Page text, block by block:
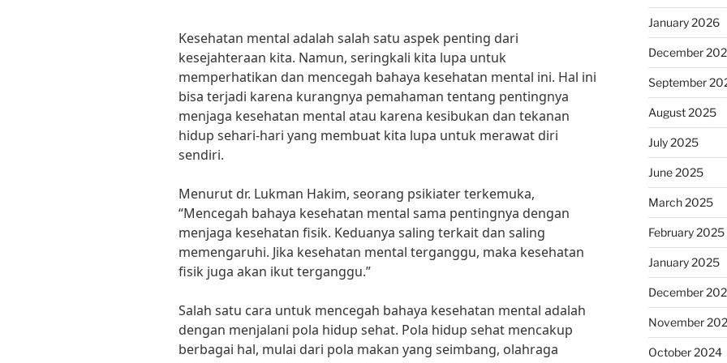
Kesehatan mental adalah salah satu aspek penting dari
kesejahteraan kita. Namun, seringkali kita lupa untuk
memperhatikan dan mencegah bahaya kesehatan mental ini. Hal ini
bisa terjadi karena kurangnya pemahaman tentang pentingnya
menjaga kesehatan mental atau karena kesibukan dan tekanan
hidup sehari-hari yang membuat kita lupa untuk merawat diri
sendiri.
Menurut dr. Lukman Hakim, seorang psikiater terkemuka,
“Mencegah bahaya kesehatan mental sama pentingnya dengan
menjaga kesehatan fisik. Keduanya saling terkait dan saling
memengaruhi. Jika kesehatan mental terganggu, maka kesehatan
fisik juga akan ikut terganggu.”
Salah satu cara untuk mencegah bahaya kesehatan mental adalah
dengan menjalani pola hidup sehat. Pola hidup sehat mencakup
berbagai hal, mulai dari pola makan yang seimbang, olahraga
January 2026
December
September
August 2025
July 2025
June 2025
March 2025
February 2025
January 2025
December
November
October 2024